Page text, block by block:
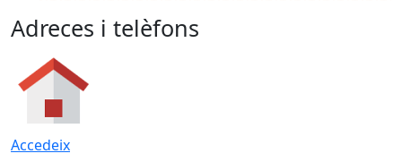
Adreces i telèfons
Accedeix